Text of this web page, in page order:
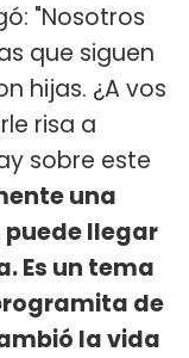
"Nosotros
que siguen
hijas. ¿A vos
risa a
sobre este
una
llegar
Es un tema
de
la vida